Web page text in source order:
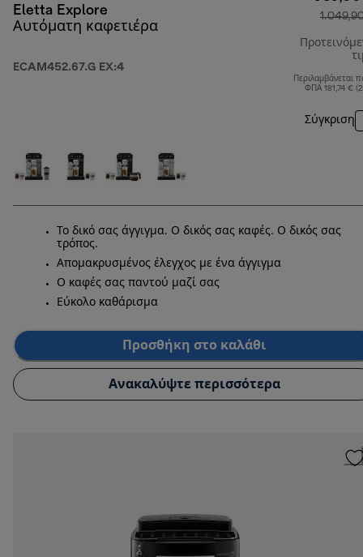
Eletta Explore
Αυτόματη καφετιέρα
ECAM452.67.G EX:4
Περιλαμβάνεται
ΦΠΑ 181,74 €
Σύγκριση
Το δικό σας άγγιγμα. Ο δικός σας καφές. Ο δικός σας
τρόπος.
Απομακρυσμένος έλεγχος με ένα άγγιγμα
Ο καφές σας παντού μαζί σας
Εύκολο καθάρισμα
Προσθήκη στο καλάθι
Ανακαλύψτε περισσότερα